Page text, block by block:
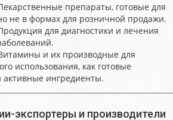
препараты, готовые для
не в формах для розничной продажи.
для диагностики и лечения
и их производные для
использования, как готовые
активные ингредиенты.
экспортеры и производители